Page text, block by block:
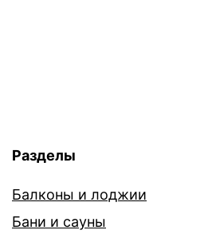
Разделы
Балконы и лоджии
Бани и сауны